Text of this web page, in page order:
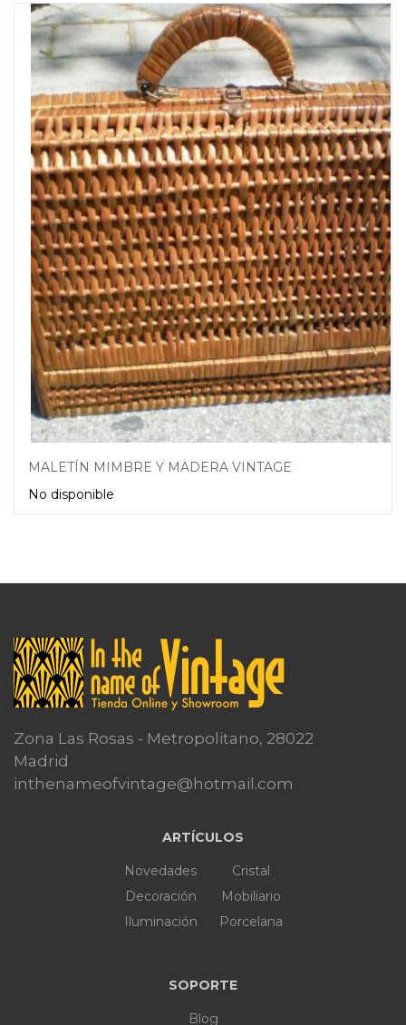
MALETÍN MIMBRE Y MADERA VINTAGE
No disponible
Zona Las Rosas - Metropolitano, 28022
Madrid
inthenameofvintage@hotmail.com
ARTÍCULOS
Novedades
Decoración
Iluminación
Cristal
Mobiliario
Porcelana
SOPORTE
Blog